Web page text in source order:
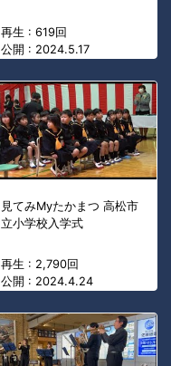
再生 : 619回
公開 : 2024.5.17
見てみMyたかまつ 高松市
立小学校入学式
再生 : 2,790回
公開 : 2024.4.24